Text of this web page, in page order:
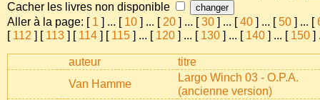
Cacher les livres non disponible
Aller à la page: [ 1 ] ... [ 10 ] ... [ 20 ] ... [30 ] ... [40 ] ... [ 50 ] ... [
[ 112 ] [ 113 ] [ 114 ] [ 115 ] ... [ 120 ] ... [ 130 ] ... [ 140 ] ... [ 150 ]
auteur
titre
Van Hamme
Largo Winch 03 - O.P.A.
(ancienne version)